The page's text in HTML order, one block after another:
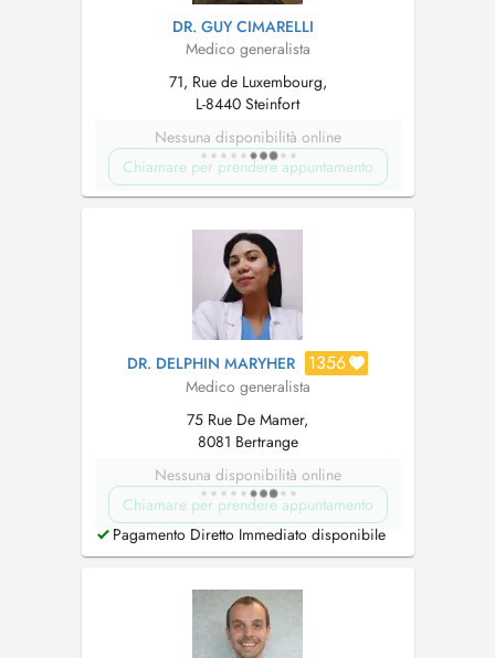
DR. GUY CIMARELLI
Medico generalista
71, Rue de Luxembourg,
L-8440 Steinfort
Nessuna disponibilità online
Chiamare per prendere appuntamento
DR. DELPHIN MARYHER 1356
Medico generalista
75 Rue De Mamer,
8081 Bertrange
Nessuna disponibilità online
Chiamare per prendere appuntamento
Pagamento Diretto Immediato disponibile